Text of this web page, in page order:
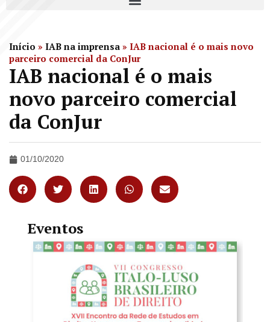
Início » IAB na imprensa » IAB nacional é o mais novo
parceiro comercial da ConJur
IAB nacional é o mais
novo parceiro comercial
da ConJur
01/10/2020
Eventos